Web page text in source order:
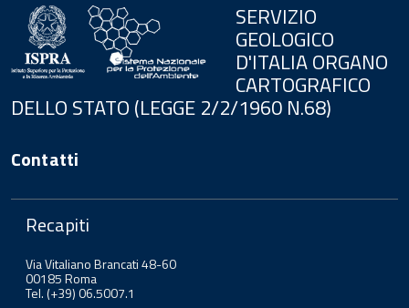
SERVIZIO
GEOLOGICO
D'ITALIA ORGANO
CARTOGRAFICO
DELLO STATO (LEGGE 2/2/1960 N.68)
Contatti
Recapiti
Via Vitaliano Brancati 48-60
00185 Roma
Tel. (+39) 06.5007.1